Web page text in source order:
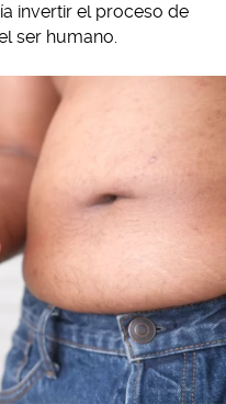
invertir el proceso de
ser humano.